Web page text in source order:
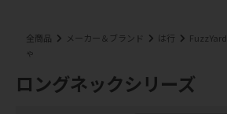
全商品 メーカー＆ブランド は行 FuzzYard
ゃ
ロングネックシリーズ